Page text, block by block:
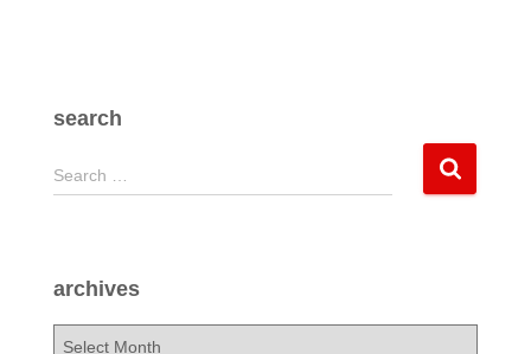
search
S
e
h
f
Search …
archives